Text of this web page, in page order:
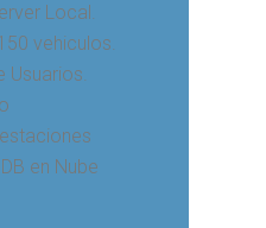
Local.
vehiculos.
Usuarios.
en Nube